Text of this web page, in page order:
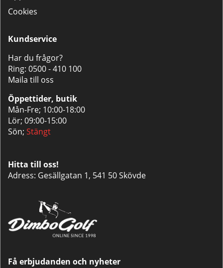
Cookies
Kundservice
Har du frågor?
Ring: 0500 - 410 100
Maila till oss
Öppettider, butik
Mån-Fre; 10:00-18:00
Lör; 09:00-15:00
Sön; Stängt
Hitta till oss!
Adress: Gesällgatan 1, 541 50 Skövde
Få erbjudanden och nyheter